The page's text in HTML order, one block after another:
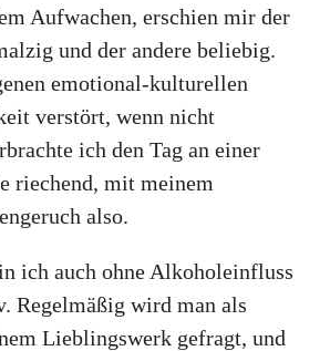
Aufwachen, erschien mir der
und der andere beliebig.
emotional-kulturellen
verstört, wenn nicht
ich den Tag an einer
riechend, mit meinem
also.
ich auch ohne Alkoholeinfluss
Regelmäßig wird man als
Lieblingswerk gefragt, und